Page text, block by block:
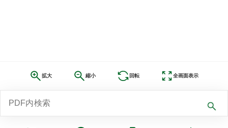
拡大 縮小 回転 全画面表示